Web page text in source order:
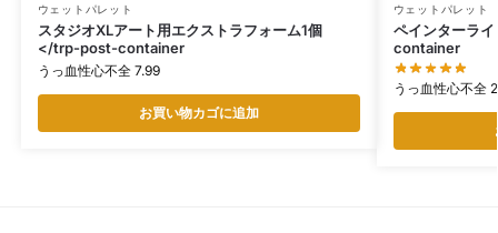
ウェットパレット
スタジオXLアート用エクストラフォーム1個
</trp-post-container
うっ血性心不全7.99
お買い物カゴに追加
ウェットパレット
ペインターラ
container
うっ血性心不全